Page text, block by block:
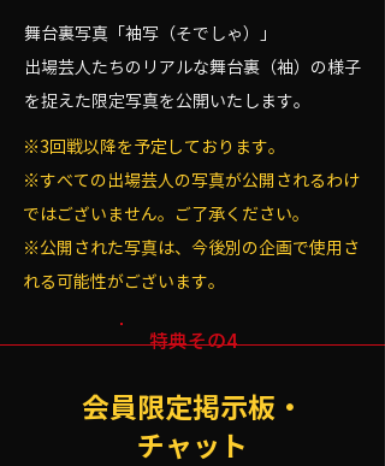
舞台裏写真「袖写（そでしゃ）」
出場芸人たちのリアルな舞台裏（袖）の様子
を捉えた限定写真を公開いたします。
※3回戦以降を予定しております。
※すべての出場芸人の写真が公開されるわけ
ではございません。ご了承ください。
※公開された写真は、今後別の企画で使用さ
れる可能性がございます。
特典その4
会員限定掲示板・
チャット